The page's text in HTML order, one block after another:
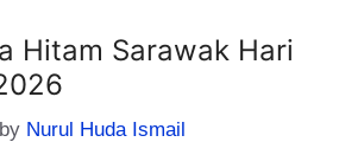
Hitam Sarawak Hari
by Nurul Huda Ismail